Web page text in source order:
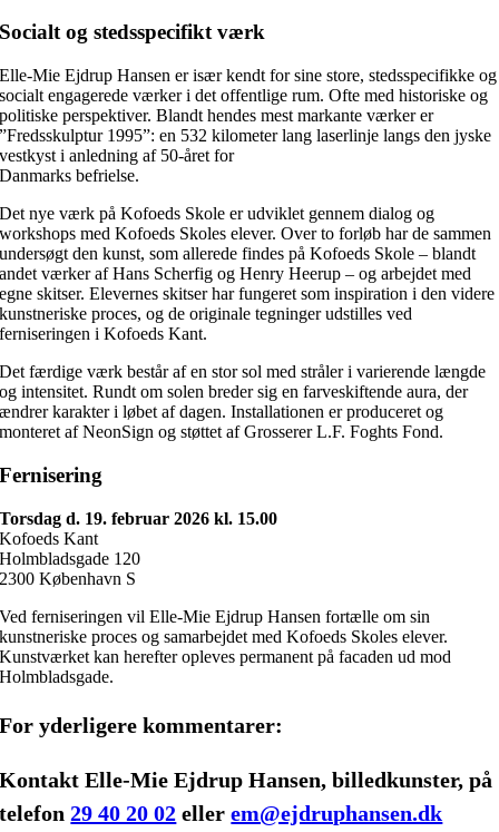
Socialt og stedsspecifikt værk
Elle-Mie Ejdrup Hansen er især kendt for sine store, stedsspecifikke og
socialt engagerede værker i det offentlige rum. Ofte med historiske og
politiske perspektiver. Blandt hendes mest markante værker er
”Fredsskulptur 1995”: en 532 kilometer lang laserlinje langs den jyske
vestkyst i anledning af 50-året for
Danmarks befrielse.
Det nye værk på Kofoeds Skole er udviklet gennem dialog og
workshops med Kofoeds Skoles elever. Over to forløb har de sammen
undersøgt den kunst, som allerede findes på Kofoeds Skole – blandt
andet værker af Hans Scherfig og Henry Heerup – og arbejdet med
egne skitser. Elevernes skitser har fungeret som inspiration i den videre
kunstneriske proces, og de originale tegninger udstilles ved
ferniseringen i Kofoeds Kant.
Det færdige værk består af en stor sol med stråler i varierende længde
og intensitet. Rundt om solen breder sig en farveskiftende aura, der
ændrer karakter i løbet af dagen. Installationen er produceret og
monteret af NeonSign og støttet af Grosserer L.F. Foghts Fond.
Fernisering
Torsdag d. 19. februar 2026 kl. 15.00
Kofoeds Kant
Holmbladsgade 120
2300 København S
Ved ferniseringen vil Elle-Mie Ejdrup Hansen fortælle om sin
kunstneriske proces og samarbejdet med Kofoeds Skoles elever.
Kunstværket kan herefter opleves permanent på facaden ud mod
Holmbladsgade.
For yderligere kommentarer:
Kontakt Elle-Mie Ejdrup Hansen, billedkunster, på
telefon29 40 20 02 ellerem@ejdruphansen.dk